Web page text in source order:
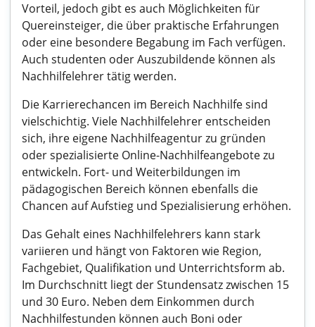
Vorteil, jedoch gibt es auch Möglichkeiten für
Quereinsteiger, die über praktische Erfahrungen
oder eine besondere Begabung im Fach verfügen.
Auch studenten oder Auszubildende können als
Nachhilfelehrer tätig werden.
Die Karrierechancen im Bereich Nachhilfe sind
vielschichtig. Viele Nachhilfelehrer entscheiden
sich, ihre eigene Nachhilfeagentur zu gründen
oder spezialisierte Online-Nachhilfeangebote zu
entwickeln. Fort- und Weiterbildungen im
pädagogischen Bereich können ebenfalls die
Chancen auf Aufstieg und Spezialisierung erhöhen.
Das Gehalt eines Nachhilfelehrers kann stark
variieren und hängt von Faktoren wie Region,
Fachgebiet, Qualifikation und Unterrichtsform ab.
Im Durchschnitt liegt der Stundensatz zwischen 15
und 30 Euro. Neben dem Einkommen durch
Nachhilfestunden können auch Boni oder